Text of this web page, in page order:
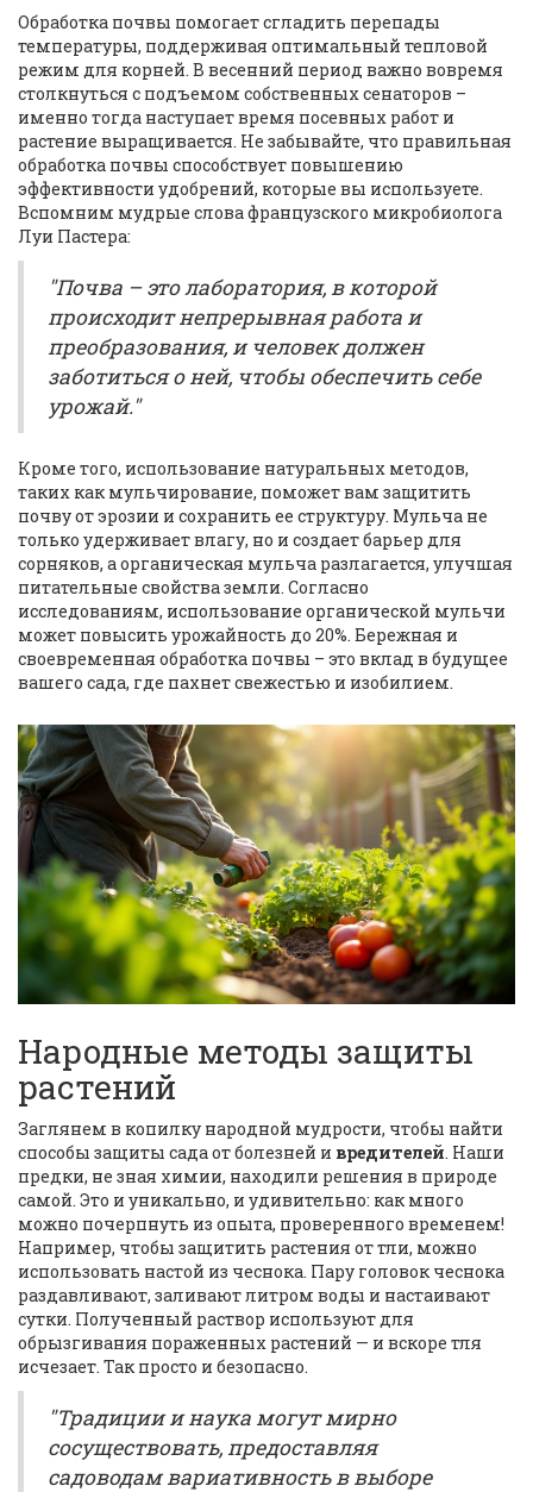
Обработка почвы помогает сгладить перепады
температуры, поддерживая оптимальный тепловой
режим для корней. В весенний период важно вовремя
столкнуться с подъемом собственных сенаторов –
именно тогда наступает время посевных работ и
растение выращивается. Не забывайте, что правильная
обработка почвы способствует повышению
эффективности удобрений, которые вы используете.
Вспомним мудрые слова французского микробиолога
Луи Пастера:
"Почва – это лаборатория, в которой
происходит непрерывная работа и
преобразования, и человек должен
заботиться о ней, чтобы обеспечить себе
урожай."
Кроме того, использование натуральных методов,
таких как мульчирование, поможет вам защитить
почву от эрозии и сохранить ее структуру. Мульча не
только удерживает влагу, но и создает барьер для
сорняков, а органическая мульча разлагается, улучшая
питательные свойства земли. Согласно
исследованиям, использование органической мульчи
может повысить урожайность до 20%. Бережная и
своевременная обработка почвы – это вклад в будущее
вашего сада, где пахнет свежестью и изобилием.
Народные методы защиты
растений
Заглянем в копилку народной мудрости, чтобы найти
способы защиты сада от болезней и вредителей. Наши
предки, не зная химии, находили решения в природе
самой. Это и уникально, и удивительно: как много
можно почерпнуть из опыта, проверенного временем!
Например, чтобы защитить растения от тли, можно
использовать настой из чеснока. Пару головок чеснока
раздавливают, заливают литром воды и настаивают
сутки. Полученный раствор используют для
обрызгивания пораженных растений — и вскоре тля
исчезает. Так просто и безопасно.
"Традиции и наука могут мирно
сосуществовать, предоставляя
садоводам вариативность в выборе